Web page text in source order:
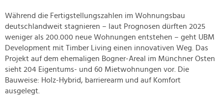
Während die Fertigstellungszahlen im Wohnungsbau
deutschlandweit stagnieren – laut Prognosen dürften 2025
weniger als 200.000 neue Wohnungen entstehen – geht UBM
Development mit Timber Living einen innovativen Weg. Das
Projekt auf dem ehemaligen Bogner-Areal im Münchner Osten
sieht 204 Eigentums- und 60 Mietwohnungen vor. Die
Bauweise: Holz-Hybrid, barrierearm und auf Komfort
ausgelegt.